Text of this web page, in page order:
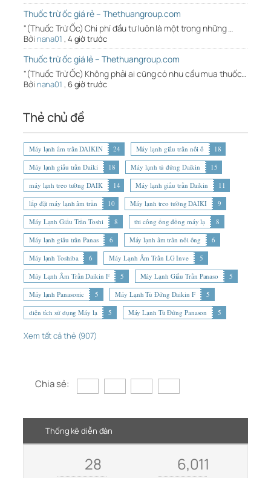
Thuốc trừ ốc giá rẻ – Thethuangroup.com
"(Thuốc Trừ Ốc) Chi phí đầu tư luôn là một trong những …
Bởi nana01 , 4 giờ trước
Thuốc trừ ốc giá lẻ – Thethuangroup.com
"(Thuốc Trừ Ốc) Không phải ai cũng có nhu cầu mua thuốc…
Bởi nana01 , 6 giờ trước
Thẻ chủ đề
Máy lạnh âm trần DAIKIN 24 Máy lạnh giấu trần nối ố
18
Máy lạnh giấu trần Daiki
18 Máy lạnh tủ đứng Daikin
15
máy lạnh treo tường DAIK
14 Máy lạnh giấu trần Daikin
11
lắp đặt máy lạnh âm trần
10 Máy lạnh treo tường DAIKI
9
Máy Lạnh Giấu Trần Toshi
8 thi công ống đồng máy lạ
8
Máy lạnh giấu trần Panas
6 Máy lạnh âm trần nối ống
6
Máy lạnh Toshiba
6 Máy Lạnh Âm Trần LG Inve
5
Máy Lạnh Âm Trần Daikin F
5 Máy Lạnh Giấu Trần Panaso
5
Máy lạnh Panasonic
5 Máy Lạnh Tủ Đứng Daikin F
5
diện tích sử dụng Máy lạ
5 Máy Lạnh Tủ Đứng Panason 5
Xem tất cả thẻ (907)
Chia sẻ:
Thống kê diễn đàn
28 6,011